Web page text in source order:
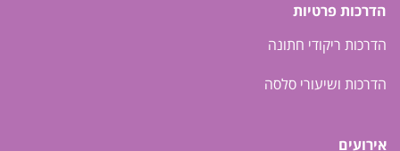
הדרכות פרטיות
הדרכות ריקודי חתונה
הדרכות ושיעורי סלסה
אירועים